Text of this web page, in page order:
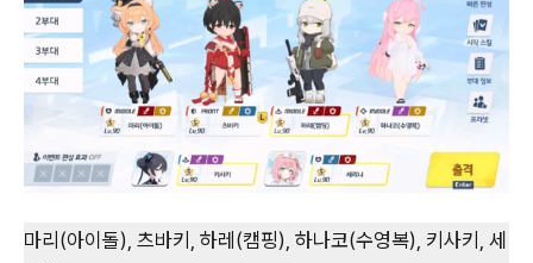
마리(아이돌), 츠바키, 하레(캠핑), 하나코(수영복), 키사키, 세